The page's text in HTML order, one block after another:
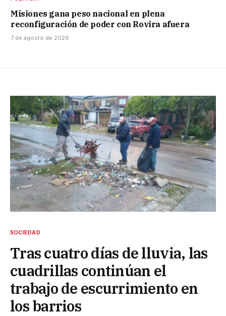
Misiones gana peso nacional en plena
reconfiguración de poder con Rovira afuera
7 de agosto de 2026
SOCIEDAD
Tras cuatro días de lluvia, las
cuadrillas continúan el
trabajo de escurrimiento en
los barrios